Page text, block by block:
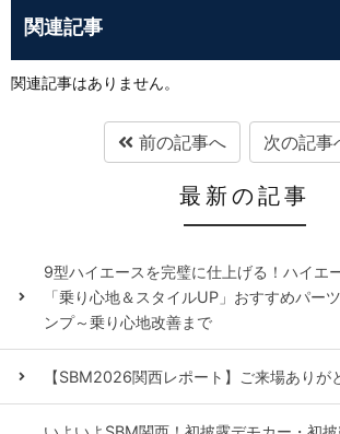
関連記事
関連記事はありません。
前の記事へ 次の記事
最新の記事
9型ハイエースを完璧に仕上げる！ハイエ
「乗り心地＆スタイルUP」おすすめパー
ンプ～乗り心地改善まで
【SBM2026関西レポート】ご来場ありが